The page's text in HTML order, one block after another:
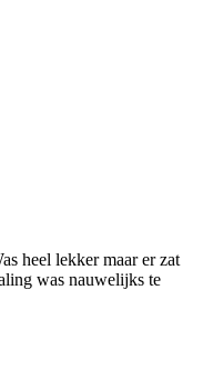
heel lekker maar er zat
was nauwelijks te